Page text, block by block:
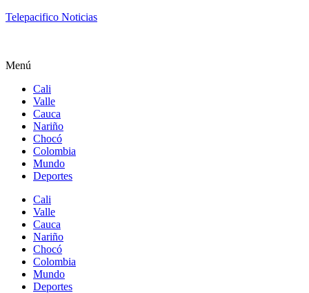
Telepacifico Noticias
Menú
Cali
Valle
Cauca
Nariño
Chocó
Colombia
Mundo
Deportes
Cali
Valle
Cauca
Nariño
Chocó
Colombia
Mundo
Deportes